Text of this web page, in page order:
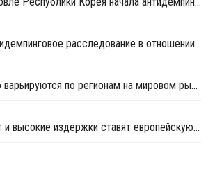
Таиланд начал антидемпинговое расследование в отношении ПВХ из Китая и Тайваня
Цены ПВХ широко варьируются по регионам на мировом рынке
Китайский экспорт и высокие издержки ставят европейскую индустрию ПВХ на грань выживания